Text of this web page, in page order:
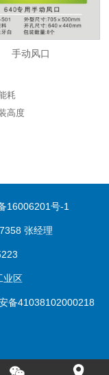
手动风口
耗
高度
16006201号-1
张经理
业区
备41038102000218